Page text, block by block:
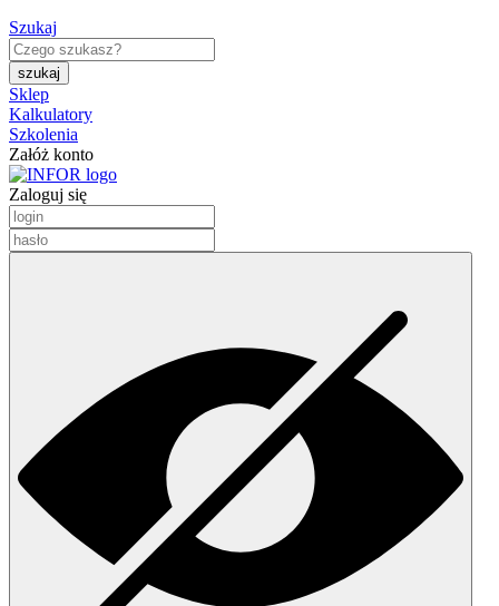
Szukaj
Sklep
Kalkulatory
Szkolenia
Załóż konto
Zaloguj się